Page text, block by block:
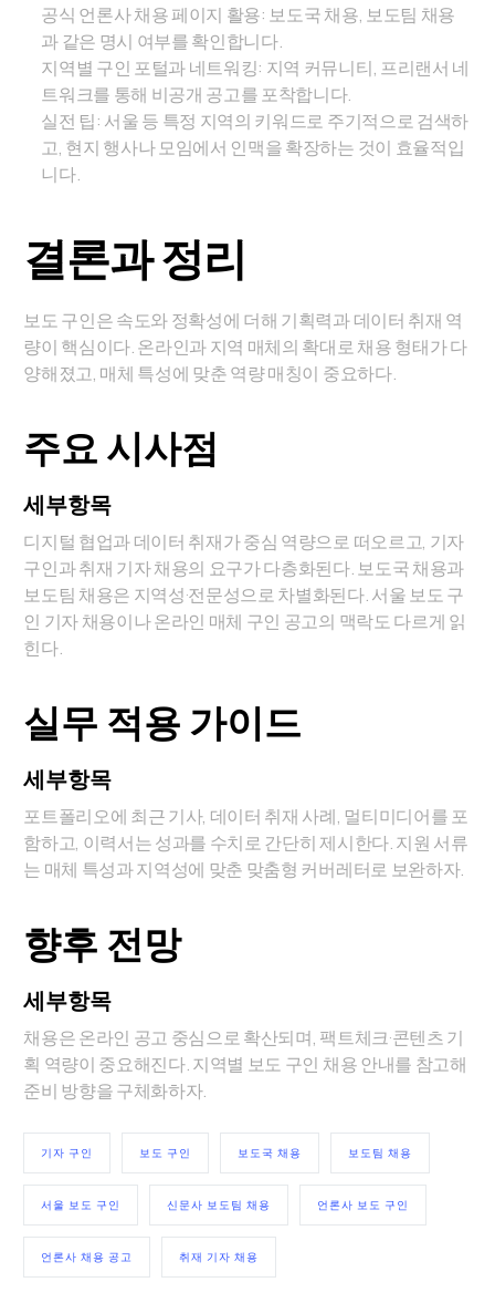
공식 언론사 채용 페이지 활용: 보도국 채용, 보도팀 채용
과 같은 명시 여부를 확인합니다.
지역별 구인 포털과 네트워킹: 지역 커뮤니티, 프리랜서 네
트워크를 통해 비공개 공고를 포착합니다.
실전 팁: 서울 등 특정 지역의 키워드로 주기적으로 검색하
고, 현지 행사나 모임에서 인맥을 확장하는 것이 효율적입
니다.
결론과 정리
보도 구인은 속도와 정확성에 더해 기획력과 데이터 취재 역
량이 핵심이다. 온라인과 지역 매체의 확대로 채용 형태가 다
양해졌고, 매체 특성에 맞춘 역량 매칭이 중요하다.
주요 시사점
세부항목
디지털 협업과 데이터 취재가 중심 역량으로 떠오르고, 기자
구인과 취재 기자 채용의 요구가 다층화된다. 보도국 채용과
보도팀 채용은 지역성·전문성으로 차별화된다. 서울 보도 구
인 기자 채용이나 온라인 매체 구인 공고의 맥락도 다르게 읽
힌다.
실무 적용 가이드
세부항목
포트폴리오에 최근 기사, 데이터 취재 사례, 멀티미디어를 포
함하고, 이력서는 성과를 수치로 간단히 제시한다. 지원 서류
는 매체 특성과 지역성에 맞춘 맞춤형 커버레터로 보완하자.
향후 전망
세부항목
채용은 온라인 공고 중심으로 확산되며, 팩트체크·콘텐츠 기
획 역량이 중요해진다. 지역별 보도 구인 채용 안내를 참고해
준비 방향을 구체화하자.
기자 구인 보도 구인 보도국 채용 보도팀 채용
서울 보도 구인 신문사 보도팀 채용 언론사 보도 구인
언론사 채용 공고 취재 기자 채용